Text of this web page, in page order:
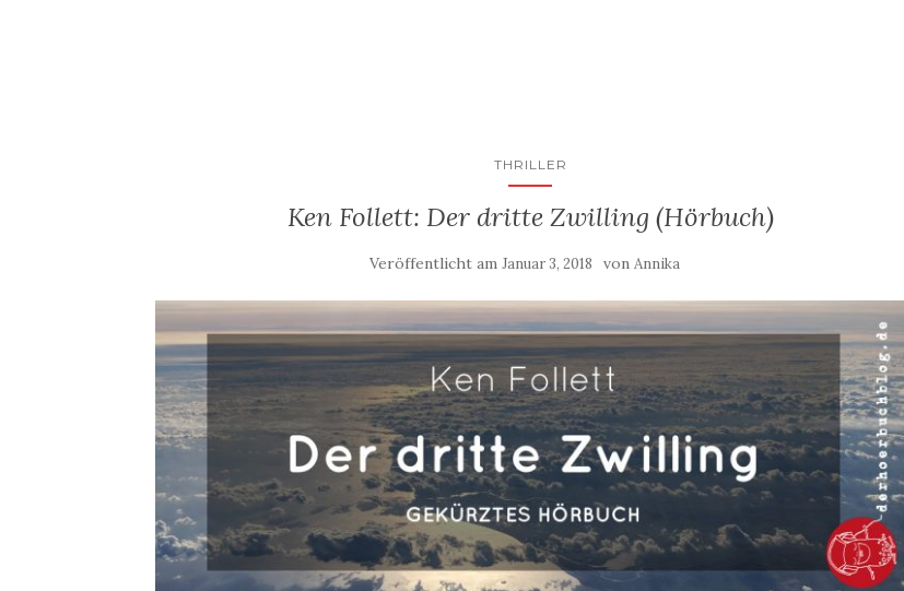
THRILLER
Ken Follett: Der dritte Zwilling (Hörbuch)
Veröffentlicht amJanuar 3, 2018 vonAnnika